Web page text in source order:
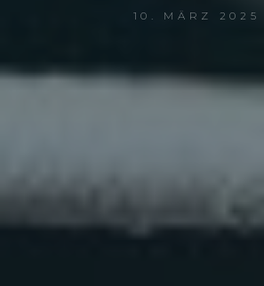
10. MÄRZ 2025